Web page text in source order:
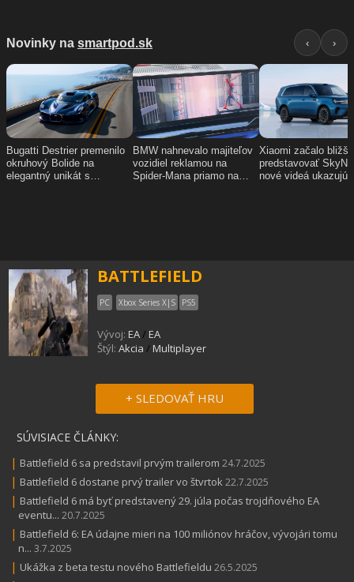
BATTLEFIELD
PC Xbox Series X|S PS5
Vývoj: EA / EA
Štýl: Akcia / Multiplayer
+ SLEDOVAŤ HRU
SÚVISIACE ČLÁNKY:
| Battlefield 6 sa predstavil prvým trailerom 24.7.2025
| Battlefield 6 dostane prvý trailer vo štvrtok 22.7.2025
| Battlefield 6 má byť predstavený 29. júla počas trojdňového EA
eventu... 20.7.2025
| Battlefield 6: EA údajne mieri na 100 miliónov hráčov, vývojári tomu
n... 3.7.2025
| Ukážka z beta testu nového Battlefieldu 26.5.2025